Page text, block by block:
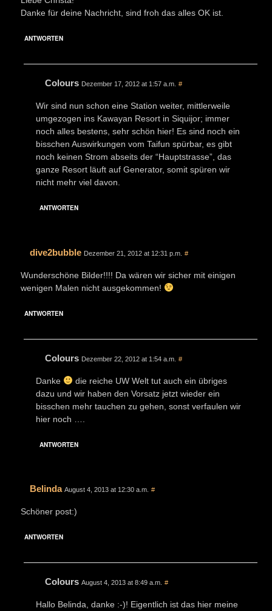
Danke für deine Nachricht, sind froh das alles OK ist.
ANTWORTEN
Colours Dezember 17, 2012 at 1:57 a.m. #
Wir sind nun schon eine Station weiter, mittlerweile
umgezogen ins Kawayan Resort in Siquijor; immer
noch alles bestens, sehr schön hier! Es sind noch ein
bisschen Auswirkungen vom Taifun spürbar, es gibt
noch keinen Strom abseits der “Hauptstrasse”, das
ganze Resort läuft auf Generator, somit spüren wir
nicht mehr viel davon.
ANTWORTEN
dive2bubble Dezember 21, 2012 at 12:31 p.m. #
Wunderschöne Bilder!!!! Da wären wir sicher mit einigen
wenigen Malen nicht ausgekommen!
ANTWORTEN
Colours Dezember 22, 2012 at 1:54 a.m. #
Danke
die reiche UW Welt tut auch ein übriges
dazu und wir haben den Vorsatz jetzt wieder ein
bisschen mehr tauchen zu gehen, sonst verfaulen wir
hier noch ….
ANTWORTEN
Belinda August 4, 2013 at 12:30 a.m. #
Schöner post:)
ANTWORTEN
Colours August 4, 2013 at 8:49 a.m. #
Hallo Belinda, danke :-)! Eigentlich ist das hier meine